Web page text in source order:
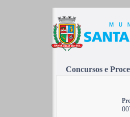
Concursos e